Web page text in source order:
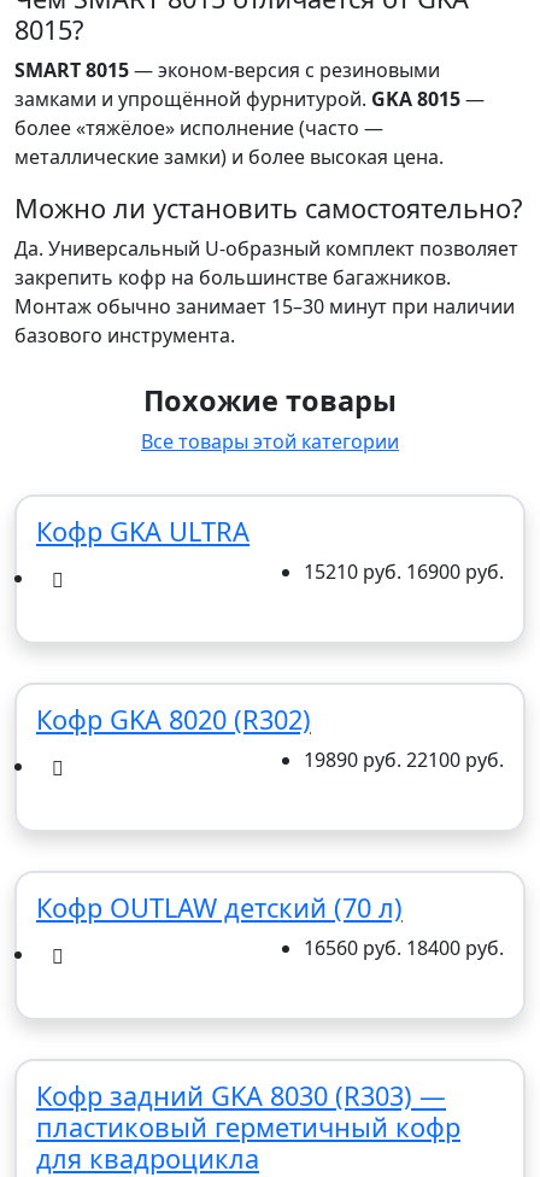
8015?
SMART 8015— эконом-версия с резиновыми
замками и упрощённой фурнитурой. GKA 8015—
более «тяжёлое» исполнение (часто —
металлические замки) и более высокая цена.
Можно ли установить самостоятельно?
Да. Универсальный U-образный комплект позволяет
закрепить кофр на большинстве багажников.
Монтаж обычно занимает 15–30 минут при наличии
базового инструмента.
Похожие товары
Все товары этой категории
Кофр GKA ULTRA
15210 руб. 16900 руб.
Кофр GKA 8020 (R302)
19890 руб. 22100 руб.
Кофр OUTLAW детский (70 л)
16560 руб. 18400 руб.
Кофр задний GKA 8030 (R303) —
пластиковый герметичный кофр
для квадроцикла